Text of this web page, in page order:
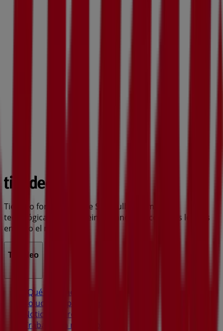
Tiendeo forma parte de Shopfully, la empresa
tecnológica que está reinventando las compras locales
en todo el mundo.
Tiendeo
¿Qué hacemos?
Soluciones para empresas
Noticias y prensa
Trabaja con nosotros